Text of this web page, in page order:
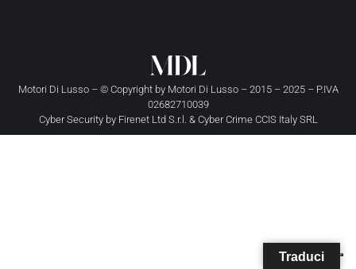
Motori Di Lusso – © Copyright by Motori Di Lusso– 2015 – 2025 – P.IVA
02682710039
Cyber Security by Firenet Ltd S.r.l. & Cyber Crime CCIS Italy SRL
Traduci